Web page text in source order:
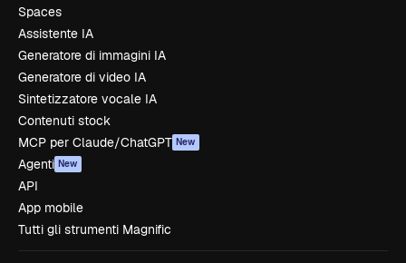
Spaces
Assistente IA
Generatore di immagini IA
Generatore di video IA
Sintetizzatore vocale IA
Contenuti stock
MCP per Claude/ChatGPT New
Agenti New
API
App mobile
Tutti gli strumenti Magnific